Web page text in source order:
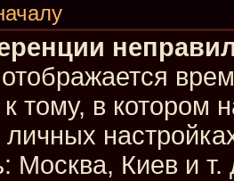
тому, в котором
Москва, Киев и